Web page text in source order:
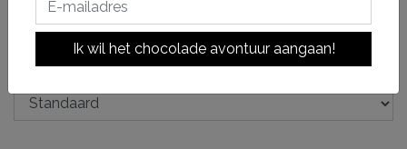
Ik wil het chocolade avontuur aangaan!
Terug naar Assortiment|Assortiment Koffie
Single Estate koffie